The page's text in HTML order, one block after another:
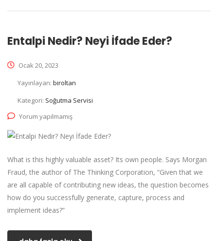
Entalpi Nedir? Neyi İfade Eder?
Ocak 20, 2023
Yayınlayan: biroltan
Kategori: Soğutma Servisi
Yorum yapılmamış
What is this highly valuable asset? Its own people. Says Morgan
Fraud, the author of The Thinking Corporation, “Given that we
are all capable of contributing new ideas, the question becomes
how do you successfully generate, capture, process and
implement ideas?”